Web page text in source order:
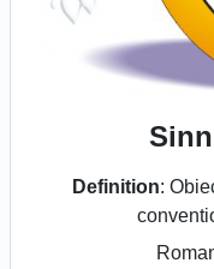
Definition: